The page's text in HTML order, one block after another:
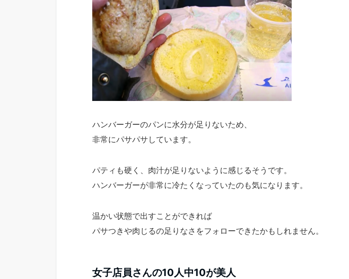
ハンバーガーのパンに水分が足りないため、
非常にパサパサしています。
パティも硬く、肉汁が足りないように感じるそうです。
ハンバーガーが非常に冷たくなっていたのも気になります。
温かい状態で出すことができれば
パサつきや肉じるの足りなさをフォローできたかもしれません。
女子店員さんの10人中10が美人